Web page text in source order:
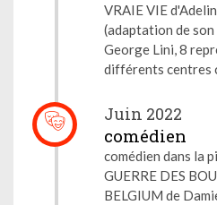
VRAIE VIE
(adaptation de son
George Lini, 8
différents centres
Juin 2022
comédien
comédien dans la
GUERRE DES
BELGIUM de